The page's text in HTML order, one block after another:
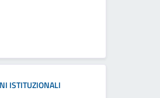
ISTITUZIONALI